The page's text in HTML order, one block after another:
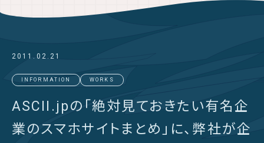
2011.02.21
INFORMATION WORKS
ASCII.jpの「絶対見ておきたい有名企
業のスマホサイトまとめ」に、弊社が企